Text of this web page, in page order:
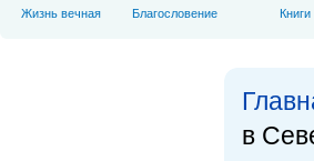
в
Жизнь вечная
Благословение
Книги